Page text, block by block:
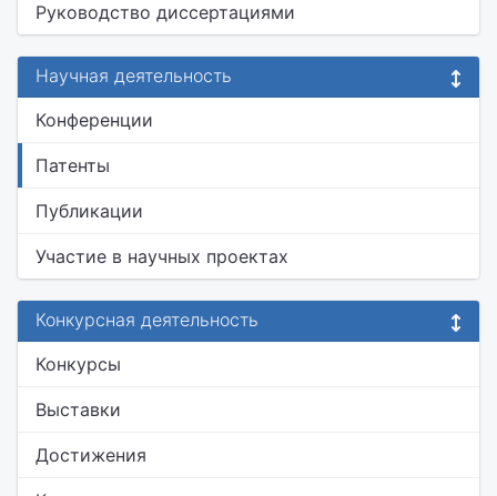
Руководство диссертациями
Научная деятельность
Конференции
Патенты
Публикации
Участие в научных проектах
Конкурсная деятельность
Конкурсы
Выставки
Достижения